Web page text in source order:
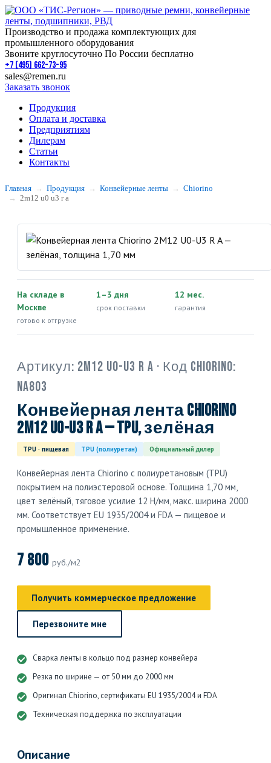
Производство и продажа комплектующих для
промышленного оборудования
Звоните круглосуточно По России бесплатно
+7 (495) 662-73-95
sales@remen.ru
Заказать звонок
Продукция
Оплата и доставка
Предприятиям
Дилерам
Статьи
Контакты
Главная Продукция Конвейерные ленты
Chiorino
2m12 u0 u3 r a
На складе в
Москве
готово к отгрузке
1–3 дня
срок поставки
12 мес.
гарантия
Артикул: 2M12 U0-U3 R A · Код Chiorino:
NA803
Конвейерная лента Chiorino
2M12 U0-U3 R A — TPU, зелёная
TPU · пищевая TPU (полиуретан) Официальный дилер
Конвейерная лента Chiorino с полиуретановым (TPU)
покрытием на полиэстеровой основе. Толщина 1,70 мм,
цвет зелёный, тяговое усилие 12 Н/мм, макс. ширина 2000
мм. Соответствует EU 1935/2004 и FDA — пищевое и
промышленное применение.
7 800 руб./м2
Получить коммерческое предложение
Перезвоните мне
Сварка ленты в кольцо под размер конвейера
Резка по ширине — от 50 мм до 2000 мм
Оригинал Chiorino, сертификаты EU 1935/2004 и FDA
Техническая поддержка по эксплуатации
Описание